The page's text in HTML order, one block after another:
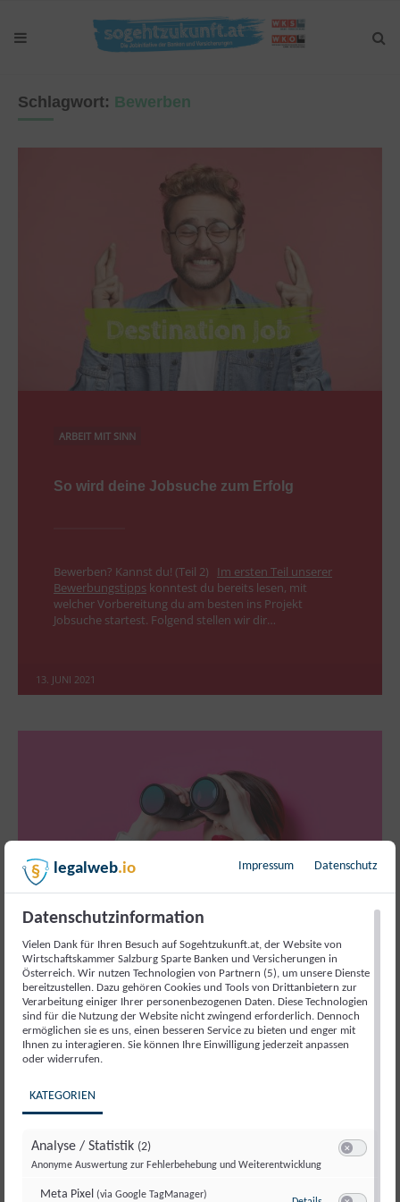
Schlagwort: Bewerben
ARBEIT MIT SINN
So wird deine Jobsuche zum Erfolg
Bewerben? Kannst du! (Teil 2) Im ersten Teil unserer
Bewerbungstipps konntest du bereits lesen, mit
welcher Vorbereitung du am besten ins Projekt
Jobsuche startest. Folgend stellen wir dir…
13. JUNI 2021
ARBEIT MIT SINN
Wie finde ich einen Job, der zu mir passt? Wo
legalweb.io Impressum Datenschutz
Datenschutzinformation
Vielen Dank für Ihren Besuch auf Sogehtzukunft.at, der Website von
Wirtschaftskammer Salzburg Sparte Banken und Versicherungen in
Österreich. Wir nutzen Technologien von Partnern (5), um unsere Dienste
bereitzustellen. Dazu gehören Cookies und Tools von Drittanbietern zur
Verarbeitung einiger Ihrer personenbezogenen Daten. Diese Technologien
sind für die Nutzung der Website nicht zwingend erforderlich. Dennoch
ermöglichen sie es uns, einen besseren Service zu bieten und enger mit
Ihnen zu interagieren. Sie können Ihre Einwilligung jederzeit anpassen
oder widerrufen.
KATEGORIEN
Analyse / Statistik (2)
Anonyme Auswertung zur Fehlerbehebung und Weiterentwicklung
Meta Pixel (via Google TagManager)
zu Meta Pixel